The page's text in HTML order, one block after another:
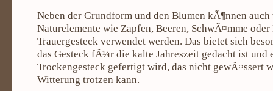
Neben der Grundform und den Blumen kÃ¶nnen auch
Naturelemente wie Zapfen, Beeren, SchwÃ¤mme
Trauergesteck verwendet werden. Das bietet sich
das Gesteck fÃ¼r die kalte Jahreszeit gedacht ist und
Trockengesteck gefertigt wird, das nicht gewÃ¤ssert
Witterung trotzen kann.